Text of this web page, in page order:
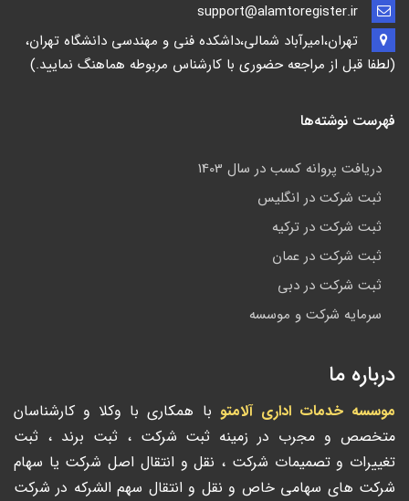
support@alamtoregister.ir
تهران،امیرآباد شمالی،داشکده فنی و مهندسی دانشگاه تهران،
(لطفا قبل از مراجعه حضوری با کارشناس مربوطه هماهنگ نمایید.)
فهرست نوشته‌ها
دریافت پروانه کسب در سال 1403
ثبت شرکت در انگلیس
ثبت شرکت در ترکیه
ثبت شرکت در عمان
ثبت شرکت در دبی
سرمایه شرکت و موسسه
درباره ما
موسسه خدمات اداری آلامتو با همکاری با وکلا و کارشناسان
متخصص و مجرب در زمینه ثبت شرکت ، ثبت برند ، ثبت
تغییرات و تصمیمات شرکت ، نقل و انتقال اصل شرکت یا سهام
شرکت های سهامی خاص و نقل و انتقال سهم الشرکه در شرکت